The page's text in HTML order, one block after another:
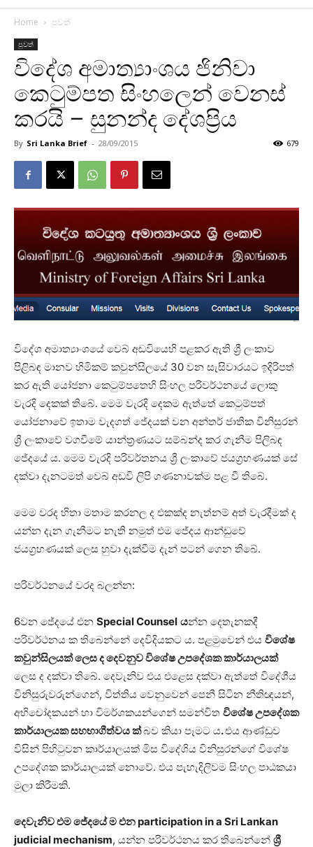
Home පුවත්
පුවත්
විදේශ අමාත්‍යාංශය ජිනිවා
කෙටුම්පත සිංහලෙන් වෙනස්
කරයි – සුනන්ද දේශප්‍රිය
By Sri Lanka Brief - 28/09/2015 679
විදේශ අමාත්‍යාංශයේ වෙබ් අඩවියෙහි පළකර ඇති ශ්‍රී ලංකාව
පිළිබඳ මානව හිමිකම් කවුන්සිලයේ 30 වන සැසිවාරයට ඉදිරිපත්
කර ඇති යෝජනා කෙටුම්පතෙහි සිංහල පරිවර්ථනයේ ලොකු
වැරදි දෙකක් තිබේ. මෙම වැරදි දෙකම ඇත්තේ කෙටුම්පත්
යෝජනාවේ ඉතාම වැදගත් ජේදයක් වන අන්තර් ජාතික විනිසුරන්
ශ්‍රී ලංකාවේ වගවීමේ යාන්ත්‍රණයට සම්බන්ද කර ගැනීම පිලිබඳ
ජේදයේ ය. මෙම වැරදි පරිවර්තනය ශ්‍රී ලංකාවේ ජයග්‍රහණයක් සේ
දක්වා දැනටමත් වෙබ් අඩවි ලිපි ගණනාවක්ම පළ වී තිබේ.
මෙම වරද හිතා මතාම කරනල ද එකක්ද නැත්නම් අත් වැරදීමක් ද
යන්න දැන ගැනීමට නැති නමුත් එම ජේදය ආන්ඩුවේ
ජයග්‍රහණයක් ලෙස හුවා දැක්වීම දැන් පටන් ගෙන තිබේ.
පරිවර්ථනයේ වරද බලන්න:
6වන ජේදයේ එන Special Counsel යන්න දෙතැනකදී
පරිවර්ථනය ක තිබෙන්නේ දෙවිදියකට ය. පළමුවෙන් එය විශේෂ
කවුන්සිලයක්ලෙස ද දෙවනුව විශේෂ උපදේශක කාර්යාලයක්
ලෙස ද දක්වා තිබේ. දෙවැනිව එය එළෙස දක්වා ඇත්තේ විදේශීය
විනිසුරුවරුන්ගෙන්, විත්තිය වෙනුවෙන් පෙනී සිටින නීතිඥයන්,
අභිචෝදකයන් හා විමර්ශකයන්ගෙන් සමන්විත විශේෂ උපදේශක
කාර්යාලයක සහභාගීත්වයක්බව කියා පෑමට ය.එය ආණ්ඩුව
විසින් පිහිටුවන කාර්යාලයක් මිස විදේශිය විනිසුරන්ගේ විශේෂ
උපදේශක කාර්යාලයක් නොවේ. එය පැහැදිලිවම සිංහල පාඨකයා
මුලා කිරීමකි.
දෙවැනිව එම ජේදයේ ම එනparticipation in a Sri Lankan
judicial mechanism, යන්න පරිවර්ථනය කර තිබෙන්නේ ශ්‍රී